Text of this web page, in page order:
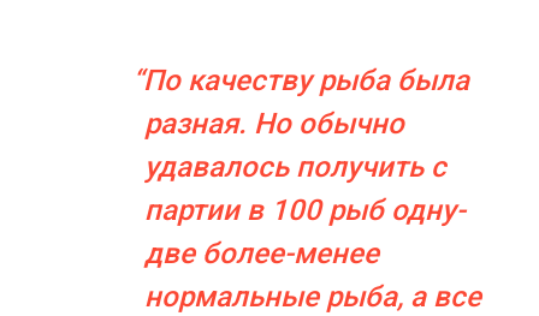
По качеству рыба была
разная. Но обычно
удавалось получить с
партии в 100 рыб одну-
две более-менее
нормальные рыба, а все